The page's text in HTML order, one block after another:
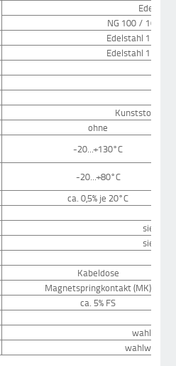
NG 100 / 160
Edelstahl
Edelstahl
Kunststoff mit
ohne
-20...+130°C
-20...+80°C
ca. 0,5% je 20°C
siehe
siehe
Kabeldose
Magnetspringkontakt (MK)
ca. 5% FS
wahlweise